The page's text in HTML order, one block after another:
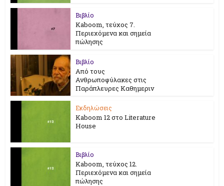
Βιβλίο
Kaboom, τεύχος 7.
Περιεχόμενα και σημεία
πώλησης
Βιβλίο
Από τους
Ανθρωποφύλακες στις
Παράπλευρες Καθημεριν
Εκδηλώσεις
Kaboom 12 στο Literature
House
Βιβλίο
Kaboom, τεύχος 12.
Περιεχόμενα και σημεία
πώλησης